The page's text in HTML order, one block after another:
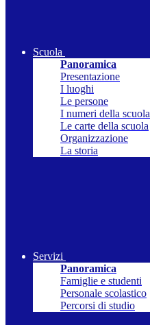
Scuola
Panoramica
Presentazione
I luoghi
Le persone
I numeri della scuola
Le carte della scuola
Organizzazione
La storia
Servizi
Panoramica
Famiglie e studenti
Personale scolastico
Percorsi di studio